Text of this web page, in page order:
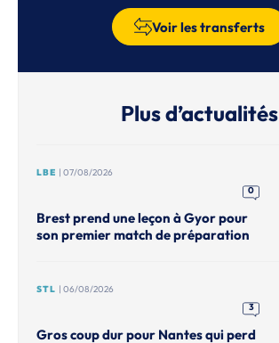
Voir les transferts
Plus d’actualités
LBE | 07/08/2026
0
Brest prend une leçon à Gyor pour
son premier match de préparation
STL | 06/08/2026
3
Gros coup dur pour Nantes qui perd